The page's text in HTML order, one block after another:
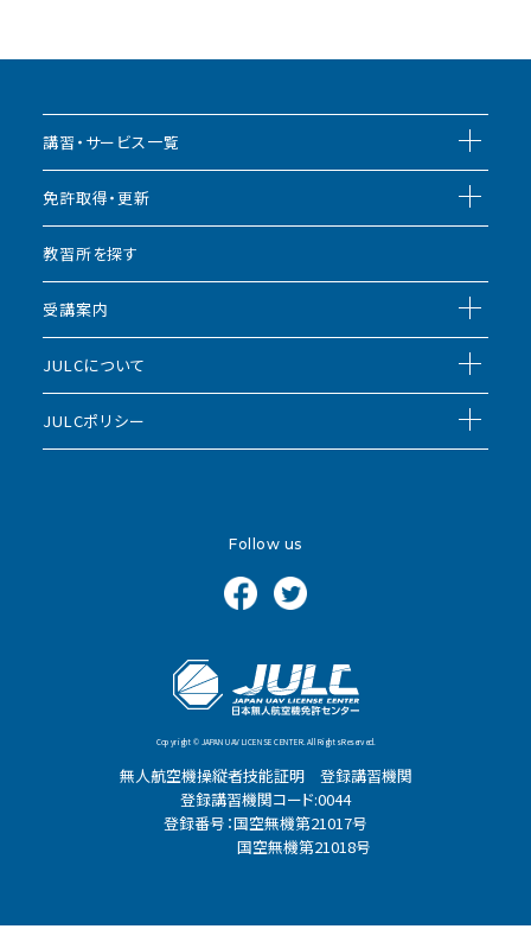
講習・サービス一覧
免許取得・更新
教習所を探す
受講案内
JULCについて
JULCポリシー
Follow us
Copyright © JAPAN UAV LICENSE CENTER. All Rights Reserved.
無人航空機操縦者技能証明 登録講習機関
登録講習機関コード:0044
登録番号：国空無機第21017号
国空無機第21018号